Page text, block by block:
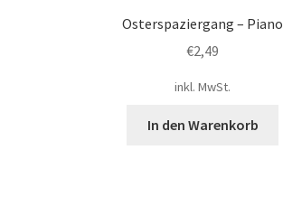
Osterspaziergang – Piano
€2,49
inkl. MwSt.
In den Warenkorb